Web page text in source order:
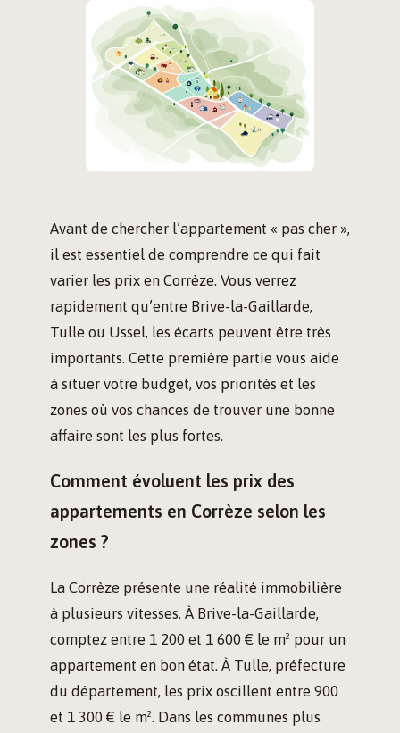
Avant de chercher l’appartement « pas cher »,
il est essentiel de comprendre ce qui fait
varier les prix en Corrèze. Vous verrez
rapidement qu’entre Brive-la-Gaillarde,
Tulle ou Ussel, les écarts peuvent être très
importants. Cette première partie vous aide
à situer votre budget, vos priorités et les
zones où vos chances de trouver une bonne
affaire sont les plus fortes.
Comment évoluent les prix des
appartements en Corrèze selon les
zones ?
La Corrèze présente une réalité immobilière
à plusieurs vitesses. À Brive-la-Gaillarde,
comptez entre 1 200 et 1 600 € le m² pour un
appartement en bon état. À Tulle, préfecture
du département, les prix oscillent entre 900
et 1 300 € le m². Dans les communes plus